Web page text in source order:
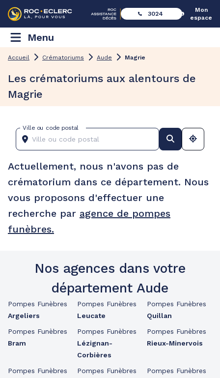
3024
Mon
espace
Menu
Accueil Crématoriums Aude Magrie
Les crématoriums aux alentours de
Magrie
Ville ou code postal
Actuellement, nous n'avons pas de
crématorium dans ce département. Nous
vous proposons d'effectuer une
recherche par agence de pompes
funèbres.
Nos agences dans votre
département Aude
Pompes Funèbres
Argeliers
Pompes Funèbres
Bram
Pompes Funèbres
Pompes Funèbres
Leucate
Pompes Funèbres
Lézignan-
Corbières
Pompes Funèbres
Pompes Funèbres
Quillan
Pompes Funèbres
Rieux-Minervois
Pompes Funèbres